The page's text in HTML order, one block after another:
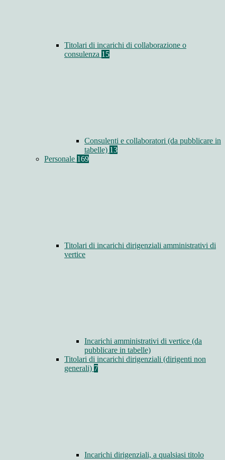
Titolari di incarichi di collaborazione o
consulenza 15
Consulenti e collaboratori (da pubblicare in
tabelle) 13
Personale 169
Titolari di incarichi dirigenziali amministrativi di
vertice
Incarichi amministrativi di vertice (da
pubblicare in tabelle)
Titolari di incarichi dirigenziali (dirigenti non
generali) 7
Incarichi dirigenziali, a qualsiasi titolo